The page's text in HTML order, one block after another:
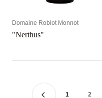
Domaine Roblot Monnot
"Nerthus"
1 2